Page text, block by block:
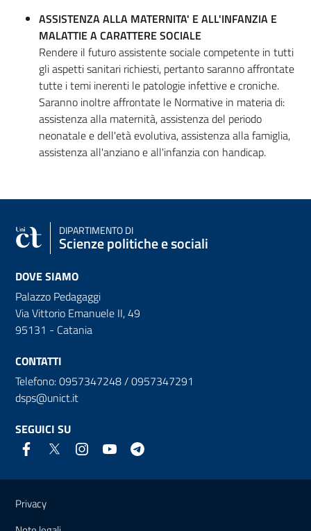
ASSISTENZA ALLA MATERNITA' E ALL'INFANZIA E
MALATTIE A CARATTERE SOCIALE
Rendere il futuro assistente sociale competente in tutti
gli aspetti sanitari richiesti, pertanto saranno affrontate
tutte i temi inerenti le patologie infettive e croniche.
Saranno inoltre affrontate le Normative in materia di:
assistenza alla maternità, assistenza del periodo
neonatale e dell'età evolutiva, assistenza alla famiglia,
assistenza all'anziano e all'infanzia con handicap.
DIPARTIMENTO DI
Scienze politiche e sociali
DOVE SIAMO
Palazzo Pedagaggi
Via Vittorio Emanuele II, 49
95131 - Catania
CONTATTI
Telefono: 0957347248 / 0957347291
dsps@unict.it
SEGUICI SU
Link e informazioni utili
Privacy